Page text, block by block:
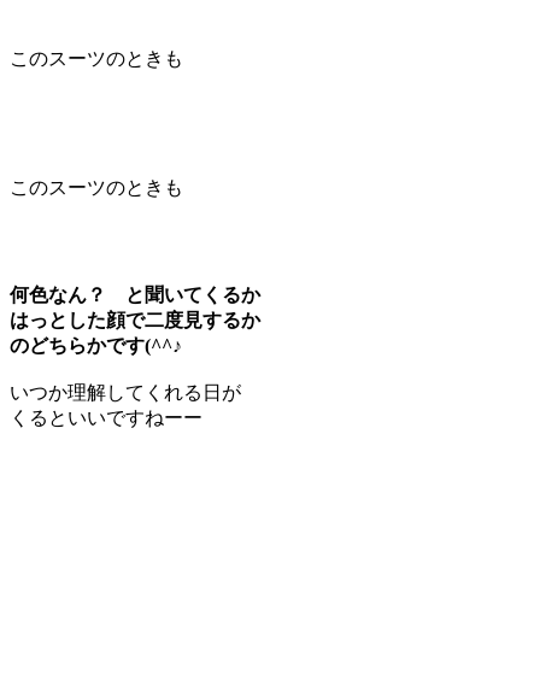
このスーツのときも
このスーツのときも
何色なん？ と聞いてくるか
はっとした顔で二度見するか
のどちらかです(^^♪
いつか理解してくれる日が
くるといいですねーー